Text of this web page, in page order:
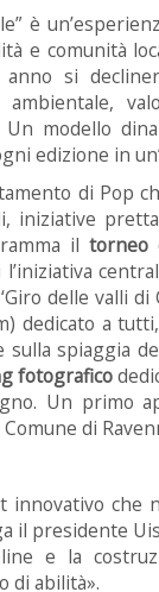
è
e comunità
si
modello
edizione in
di Pop
iniziative
il torneo
delle valli di
dedicato a
spiaggia
fotografico
Un primo
di
innovativo che
il presidente
e la
di abilità».